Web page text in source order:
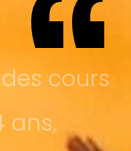
cours
ans,